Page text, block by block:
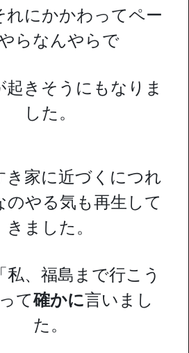
れにかかわってペー
らなんやらで
起きそうにもなりま
した。
き家に近づくにつれ
のやる気も再生して
きました。
私、福島まで行こう
て確かに言いまし
た。